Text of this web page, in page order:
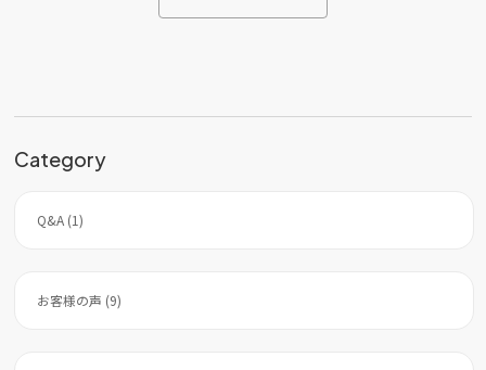
o
k
Category
Q&A (1)
お客様の声 (9)